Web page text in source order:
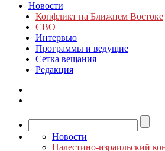
Новости
Конфликт на Ближнем Востоке
СВО
Интервью
Программы и ведущие
Сетка вещания
Редакция
Новости
Палестино-израильский